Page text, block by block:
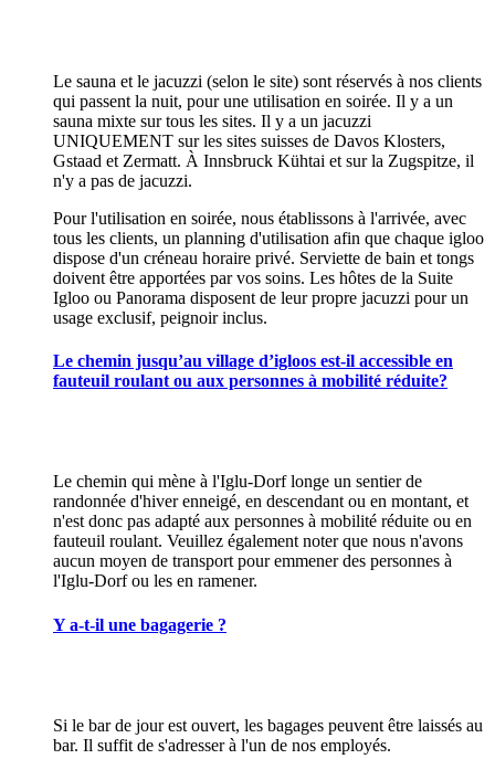
Le sauna et le jacuzzi (selon le site) sont réservés à nos clients
qui passent la nuit, pour une utilisation en soirée. Il y a un
sauna mixte sur tous les sites. Il y a un jacuzzi
UNIQUEMENT sur les sites suisses de Davos Klosters,
Gstaad et Zermatt. À Innsbruck Kühtai et sur la Zugspitze, il
n'y a pas de jacuzzi.
Pour l'utilisation en soirée, nous établissons à l'arrivée, avec
tous les clients, un planning d'utilisation afin que chaque igloo
dispose d'un créneau horaire privé. Serviette de bain et tongs
doivent être apportées par vos soins. Les hôtes de la Suite
Igloo ou Panorama disposent de leur propre jacuzzi pour un
usage exclusif, peignoir inclus.
Le chemin jusqu’au village d’igloos est-il accessible en
fauteuil roulant ou aux personnes à mobilité réduite?
Le chemin qui mène à l'Iglu-Dorf longe un sentier de
randonnée d'hiver enneigé, en descendant ou en montant, et
n'est donc pas adapté aux personnes à mobilité réduite ou en
fauteuil roulant. Veuillez également noter que nous n'avons
aucun moyen de transport pour emmener des personnes à
l'Iglu-Dorf ou les en ramener.
Y a-t-il une bagagerie ?
Si le bar de jour est ouvert, les bagages peuvent être laissés au
bar. Il suffit de s'adresser à l'un de nos employés.